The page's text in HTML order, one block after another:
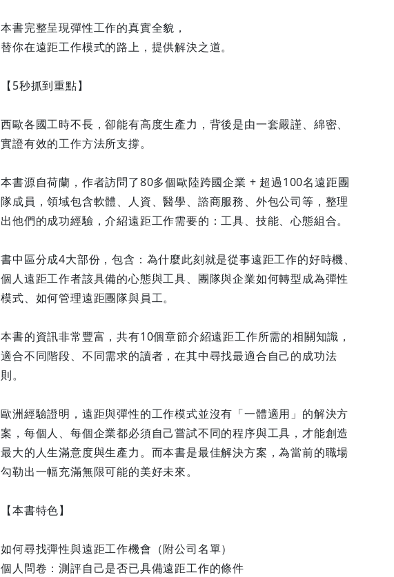
本書完整呈現彈性工作的真實全貌，
替你在遠距工作模式的路上，提供解決之道。
【5秒抓到重點】
西歐各國工時不長，卻能有高度生產力，背後是由一套嚴謹、綿密、
實證有效的工作方法所支撐。
本書源自荷蘭，作者訪問了80多個歐陸跨國企業 + 超過100名遠距團
隊成員，領域包含軟體、人資、醫學、諮商服務、外包公司等，整理
出他們的成功經驗，介紹遠距工作需要的：工具、技能、心態組合。
書中區分成4大部份，包含：為什麼此刻就是從事遠距工作的好時機、
個人遠距工作者該具備的心態與工具、團隊與企業如何轉型成為彈性
模式、如何管理遠距團隊與員工。
本書的資訊非常豐富，共有10個章節介紹遠距工作所需的相關知識，
適合不同階段、不同需求的讀者，在其中尋找最適合自己的成功法
則。
歐洲經驗證明，遠距與彈性的工作模式並沒有「一體適用」的解決方
案，每個人、每個企業都必須自己嘗試不同的程序與工具，才能創造
最大的人生滿意度與生產力。而本書是最佳解決方案，為當前的職場
勾勒出一幅充滿無限可能的美好未來。
【本書特色】
如何尋找彈性與遠距工作機會（附公司名單）
個人問卷：測評自己是否已具備遠距工作的條件